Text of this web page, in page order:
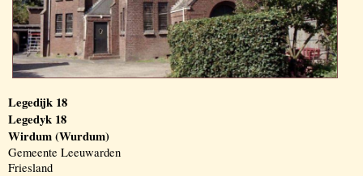
Legedijk 18
Legedyk 18
Wirdum (Wurdum)
Gemeente Leeuwarden
Friesland